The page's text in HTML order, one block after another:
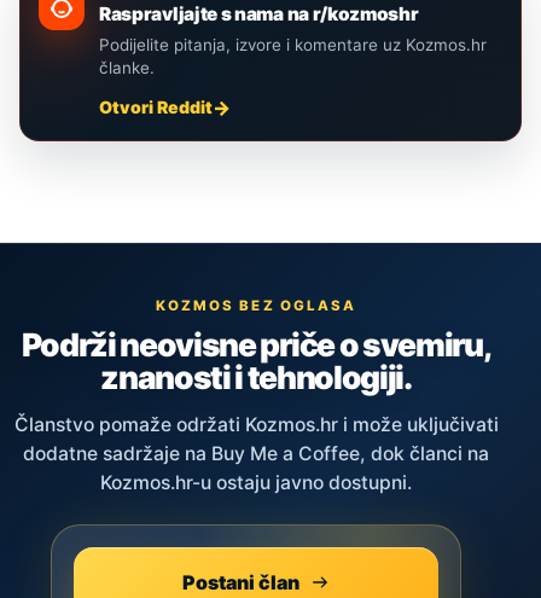
Raspravljajte s nama na r/kozmoshr
Podijelite pitanja, izvore i komentare uz Kozmos.hr
članke.
Otvori Reddit
KOZMOS BEZ OGLASA
Podrži neovisne priče o svemiru,
znanosti i tehnologiji.
Članstvo pomaže održati Kozmos.hr i može uključivati
dodatne sadržaje na Buy Me a Coffee, dok članci na
Kozmos.hr-u ostaju javno dostupni.
Postani član